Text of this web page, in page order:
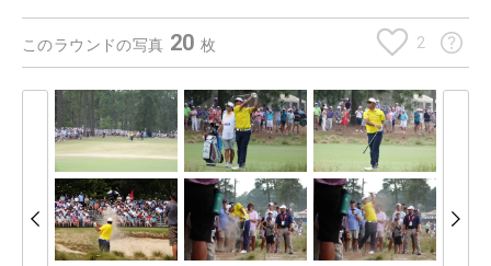
このラウンドの写真 20枚 2